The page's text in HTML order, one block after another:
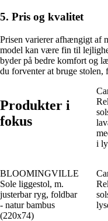
5. Pris og kvalitet
Prisen varierer afhængigt af
model kan være fin til
byder på bedre komfort og
du forventer at bruge stolen,
Produkter i
fokus
i
BLOOMINGVILLE
Sole liggestol, m.
justerbar ryg, foldbar
- natur bambus
(220x74)